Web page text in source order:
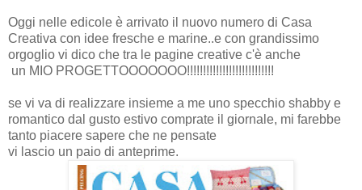
Oggi nelle edicole è arrivato il nuovo numero di Casa
Creativa con idee fresche e marine..e con grandissimo
orgoglio vi dico che tra le pagine creative c'è anche
un MIO PROGETTOOOOOOO!!!!!!!!!!!!!!!!!!!!!!!!!!!
se vi va di realizzare insieme a me uno specchio shabby e
romantico dal gusto estivo comprate il giornale, mi farebbe
tanto piacere sapere che ne pensate
vi lascio un paio di anteprime.